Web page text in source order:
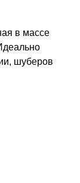
в массе
шуберов